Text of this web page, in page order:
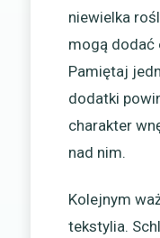
niewielka
mogą dodać
Pamiętaj
dodatki
charakter
nad nim.
Kolejnym
tekstylia.